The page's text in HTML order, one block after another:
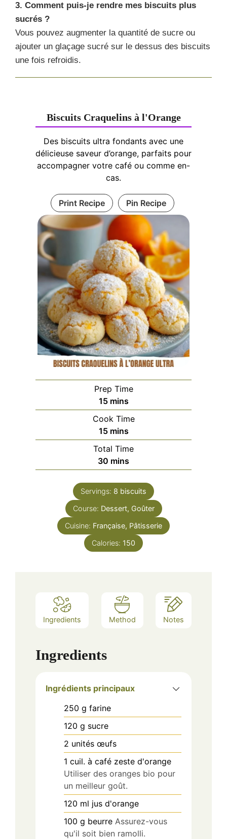
3. Comment puis-je rendre mes biscuits plus
sucrés ?
Vous pouvez augmenter la quantité de sucre ou
ajouter un glaçage sucré sur le dessus des biscuits
une fois refroidis.
Biscuits Craquelins à l'Orange
Des biscuits ultra fondants avec une
délicieuse saveur d’orange, parfaits pour
accompagner votre café ou comme en-
cas.
Print Recipe Pin Recipe
Prep Time
15minutes
mins
Cook Time
15minutes
mins
Total Time
30 minutes
mins
Servings: 8 biscuits
Course: Dessert, Goûter
Cuisine: Française, Pâtisserie
Calories: 150
Ingredients Method Notes
Ingredients
Ingrédients principaux
250 g farine
120 g sucre
2 unités œufs
1 cuil. à café zeste d'orange
Utiliser des oranges bio pour
un meilleur goût.
120 ml jus d'orange
100 g beurre Assurez-vous
qu'il soit bien ramolli.